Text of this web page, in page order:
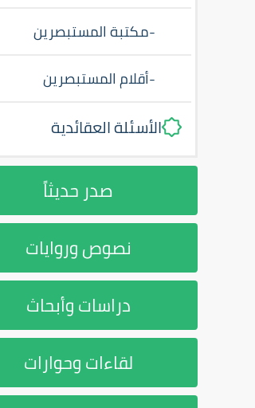
-مكتبة المستبصرين
-أقلام المستبصرين
الأسئلة العقائدية
صدر حديثاً
نصوص وروايات
دراسات وأبحاث
لقاءات وحوارات